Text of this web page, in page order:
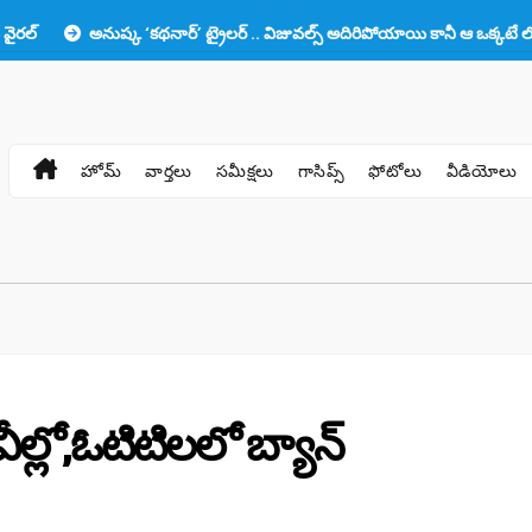
అనుష్క ‘కథనార్’ ట్రైలర్ .. విజువల్స్ అదిరిపోయాయి కానీ ఆ ఒక్కటే లోటు!!
హోమ్ వార్తలు సమీక్షలు గాసిప్స్ ఫోటోలు వీడియోలు
బ్యాన్